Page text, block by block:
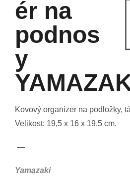
ér na
podnos
y
Kovový organizer na podložky,
Velikost: 19,5 x 16 x 19,5 cm.
—
Yamazaki